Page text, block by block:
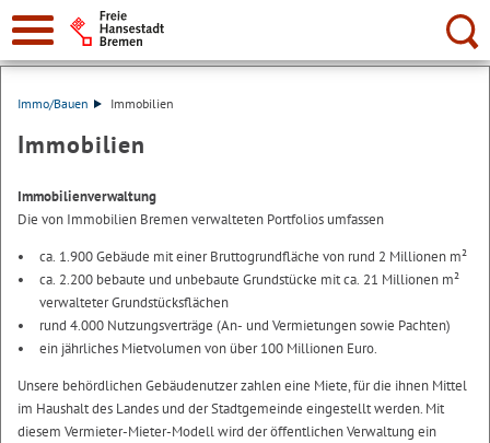
Suche:
Immo/Bauen Immobilien
Immobilien
Immobilienverwaltung
Die von Immobilien Bremen verwalteten Portfolios umfassen
ca. 1.900 Gebäude mit einer Bruttogrundfläche von rund 2 Millionen m²
ca. 2.200 bebaute und unbebaute Grundstücke mit ca. 21 Millionen m²
verwalteter Grundstücksflächen
rund 4.000 Nutzungsverträge (An- und Vermietungen sowie Pachten)
ein jährliches Mietvolumen von über 100 Millionen Euro.
Unsere behördlichen Gebäudenutzer zahlen eine Miete, für die ihnen Mittel
im Haushalt des Landes und der Stadtgemeinde eingestellt werden. Mit
diesem Vermieter-Mieter-Modell wird der öffentlichen Verwaltung ein